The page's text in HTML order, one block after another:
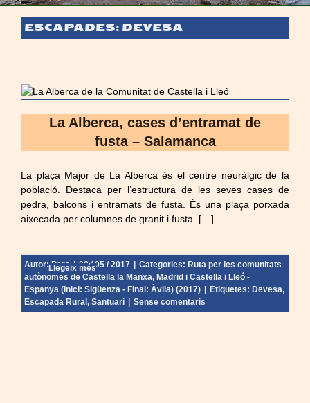
ESCAPADES: DEVESA
La Alberca, cases d’entramat de
fusta – Salamanca
La plaça Major de La Alberca és el centre neuràlgic de la
població. Destaca per l’estructura de les seves cases de
pedra, balcons i entramats de fusta. És una plaça porxada
aixecada per columnes de granit i fusta. […]
Autor:Pere | 08 / 05 / 2017 Categories: Ruta per les comunitats
autònomes de Castella la Manxa, Madrid i Castella i Lleó -
Espanya (Inici: Sigüenza - Final: Àvila) (2017)
Etiquetes: Devesa,
Escapada Rural , Santuari Sense comentaris
Llegeix més